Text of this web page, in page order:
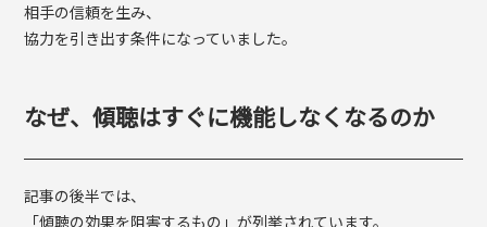
相手の信頼を生み、
協力を引き出す条件になっていました。
なぜ、傾聴はすぐに機能しなくなるのか
記事の後半では、
「傾聴の効果を阻害するもの」が列挙されています。